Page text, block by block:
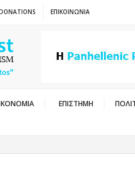
ΕΠΙΚΟΙΝΩΝΙΑ
ΕΠΙΣΤΗΜΗ